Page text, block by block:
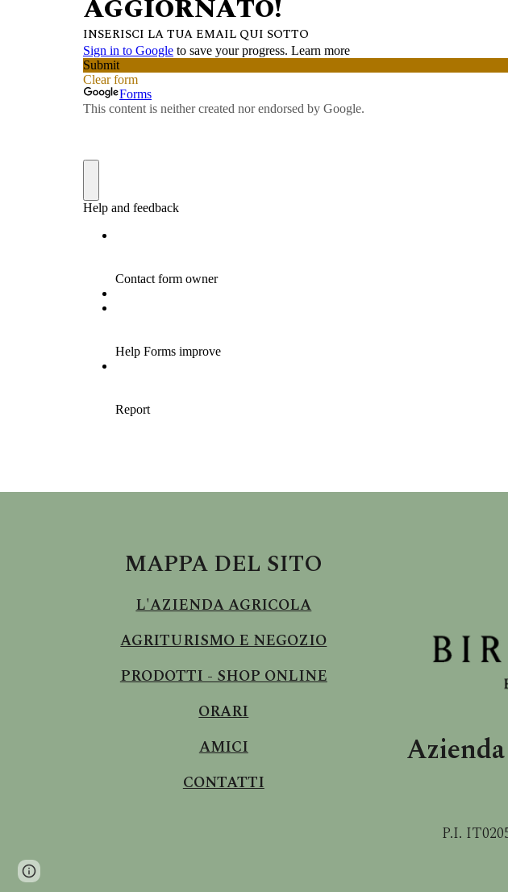
MAPPA DEL SITO
L'AZIENDA AGRICOLA
AGRITURISMO E NEGOZIO
PRODOTTI - SHOP ONLINE
ORARI
AMICI
CONTATTI
P.I.